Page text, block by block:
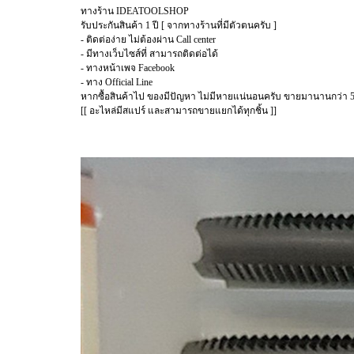
ทางร้าน IDEATOOLSHOP
รับประกันสินค้า 1 ปี [ จากทางร้านที่มีตัวตนครับ ]
- ติดต่อง่าย ไม่ต้องผ่าน Call center
- มีทางเว็บไซส์ที่ สามารถติดต่อได้
- ทางหน้าเพจ Facebook
- ทาง Official Line
หากซื้อสินค้าไป ของมีปัญหา ไม่มีหายแน่นอนครับ ขายมานานกว่า
[[ อะไหล่มีสแปร์ และสามารถขายแยกได้ทุกชิ้น ]]